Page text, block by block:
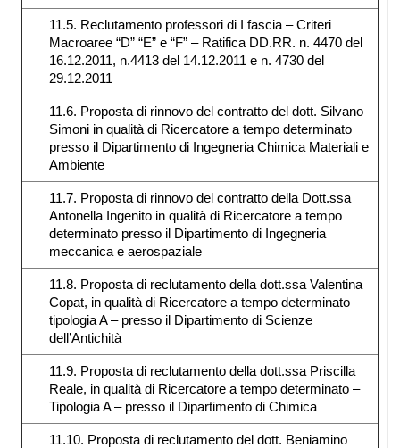
11.5. Reclutamento professori di I fascia – Criteri
Macroaree “D” “E” e “F” – Ratifica DD.RR. n. 4470 del
16.12.2011, n.4413 del 14.12.2011 e n. 4730 del
29.12.2011
11.6. Proposta di rinnovo del contratto del dott. Silvano
Simoni in qualità di Ricercatore a tempo determinato
presso il Dipartimento di Ingegneria Chimica Materiali e
Ambiente
11.7. Proposta di rinnovo del contratto della Dott.ssa
Antonella Ingenito in qualità di Ricercatore a tempo
determinato presso il Dipartimento di Ingegneria
meccanica e aerospaziale
11.8. Proposta di reclutamento della dott.ssa Valentina
Copat, in qualità di Ricercatore a tempo determinato –
tipologia A – presso il Dipartimento di Scienze
dell’Antichità
11.9. Proposta di reclutamento della dott.ssa Priscilla
Reale, in qualità di Ricercatore a tempo determinato –
Tipologia A – presso il Dipartimento di Chimica
11.10. Proposta di reclutamento del dott. Beniamino